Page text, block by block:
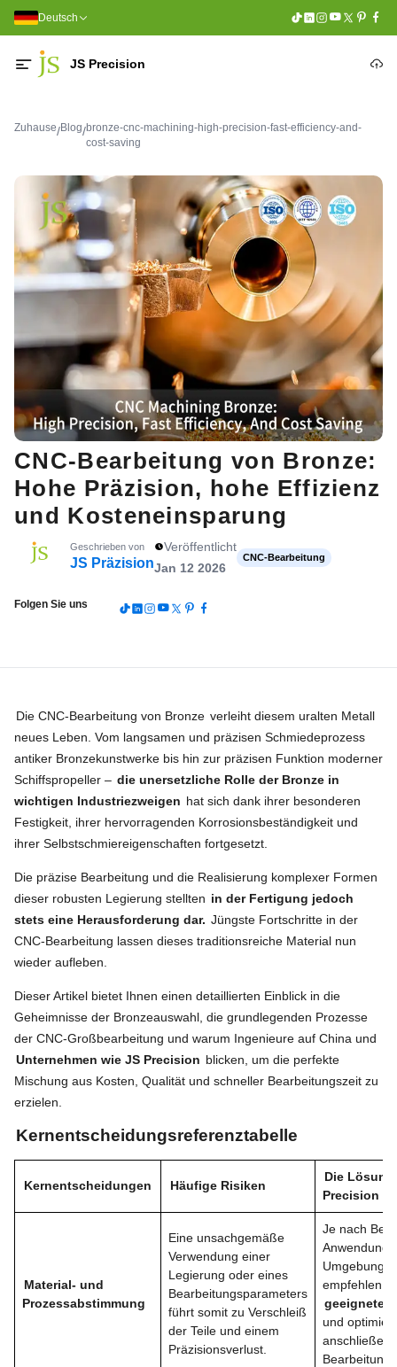
Deutsch
JS Precision
Zuhause/Blog/bronze-cnc-machining-high-precision-fast-efficiency-and-
cost-saving
CNC-Bearbeitung von Bronze:
Hohe Präzision, hohe Effizienz
und Kosteneinsparung
Geschrieben von
JS Präzision
Veröffentlicht
Jan 12 2026
CNC-Bearbeitung
Folgen Sie uns
Die CNC-Bearbeitung von Bronze verleiht diesem uralten Metall
neues Leben. Vom langsamen und präzisen Schmiedeprozess
antiker Bronzekunstwerke bis hin zur präzisen Funktion moderner
Schiffspropeller – die unersetzliche Rolle der Bronze in
wichtigen Industriezweigen hat sich dank ihrer besonderen
Festigkeit, ihrer hervorragenden Korrosionsbeständigkeit und
ihrer Selbstschmiereigenschaften fortgesetzt.
Die präzise Bearbeitung und die Realisierung komplexer Formen
dieser robusten Legierung stellten in der Fertigung jedoch
stets eine Herausforderung dar. Jüngste Fortschritte in der
CNC-Bearbeitung lassen dieses traditionsreiche Material nun
wieder aufleben.
Dieser Artikel bietet Ihnen einen detaillierten Einblick in die
Geheimnisse der Bronzeauswahl, die grundlegenden Prozesse
der CNC-Großbearbeitung und warum Ingenieure auf China und
Unternehmen wie JS Precision blicken, um die perfekte
Mischung aus Kosten, Qualität und schneller Bearbeitungszeit zu
erzielen.
Kernentscheidungsreferenztabelle
Kernentscheidungen Häufige Risiken
Die
Precision
Material- und
Prozessabstimmung
Eine unsachgemäße
Verwendung einer
Legierung oder eines
Bearbeitungsparameters
führt somit zu Verschleiß
der Teile und einem
Präzisionsverlust.
Je nach
Anwendung
empfehlen
geeignete
und